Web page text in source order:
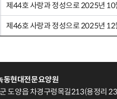
제44호 사랑과 정성으로 2025년 10
제46호 사랑과 정성으로 2025년 12
동현대전문요양원
도양읍 차경구렁목길213(용정리